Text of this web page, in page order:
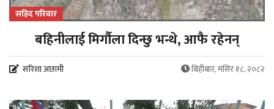
सहिद परिवार
बहिनीलाई मिर्गौला दिन्छु भन्थे, आफै रहेनन्
सरिशा अछामी बिहीबार, मंसिर १८, २०८२